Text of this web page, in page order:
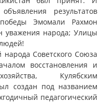
результатов
Эмомали Рахмон
уважения народа; Улицы
Советского Союза
восстановления и
Кулябским
создан под названием
педагогический